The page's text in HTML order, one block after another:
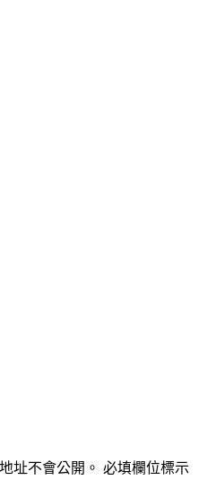
址不會公開。 必填欄位標示